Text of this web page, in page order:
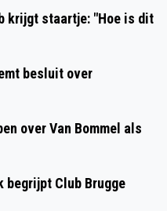
krijgt staartje: "Hoe is dit
besluit over
over Van Bommel als
begrijpt Club Brugge